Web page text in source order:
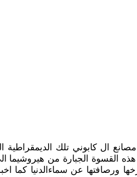
كابوني تلك الديمقراطية
القسوة الجبارة من
ورصافتها عن سماءالدنيا كما